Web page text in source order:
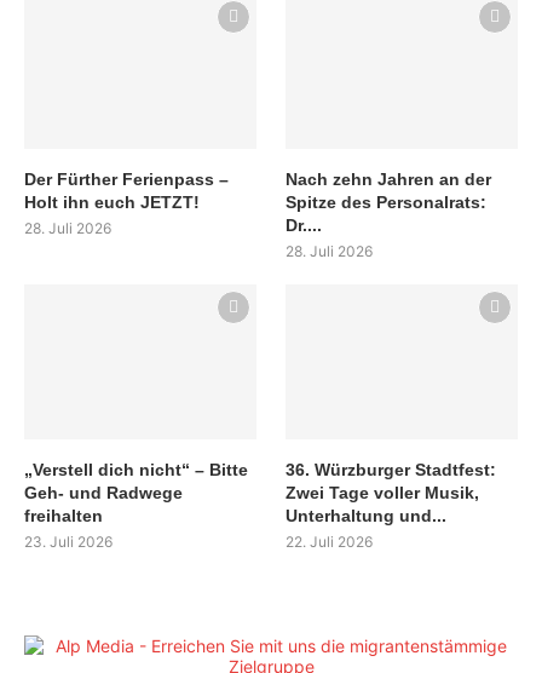
Der Fürther Ferienpass –
Holt ihn euch JETZT!
28. Juli 2026
Nach zehn Jahren an der
Spitze des Personalrats:
Dr....
28. Juli 2026
„Verstell dich nicht“ – Bitte
Geh- und Radwege
freihalten
23. Juli 2026
36. Würzburger Stadtfest:
Zwei Tage voller Musik,
Unterhaltung und...
22. Juli 2026